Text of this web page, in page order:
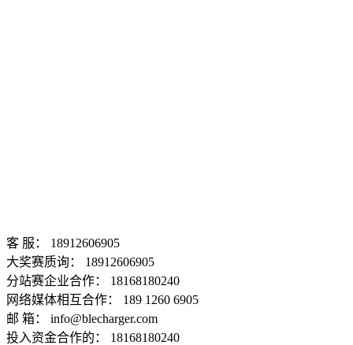
客 服： 18912606905
大奖赛质询： 18912606905
分站赛企业合作： 18168180240
网络媒体相互合作： 189 1260 6905
邮 箱： info@blecharger.com
投入资金合作的： 18168180240